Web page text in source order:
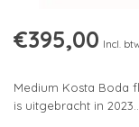
€395,00 Incl.
Medium Kosta Boda
is uitgebracht in 2023...